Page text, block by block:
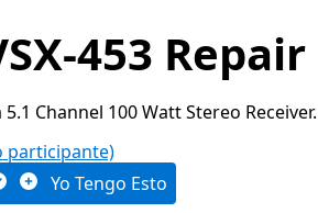
453 Repair
Channel 100 Watt Stereo Receiver.
participante)
Yo Tengo Esto